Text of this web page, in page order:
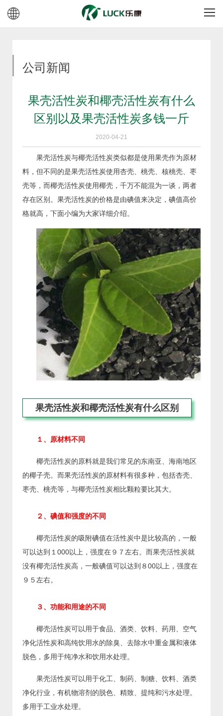
公司新闻
果壳活性炭和椰壳活性炭有什么
区别以及果壳活性炭多钱一斤
2020-04-21
果壳活性炭与椰壳活性炭类似都是使用果壳作为原材
料，但不同的是果壳活性炭使用杏壳、桃壳、核桃壳、枣
壳等，而椰壳活性炭使用椰壳，千万不能混为一谈，两者
存在区别。果壳活性炭的价格是由碘值来决定，碘值高价
格就高，下面小编为大家详细介绍。
果壳活性炭和椰壳活性炭有什么区别
１、原材料不同
椰壳活性炭的原料就是我们常见的东南亚、海南地区
的椰子壳。而果壳活性炭的原材料有很多种，包括杏壳、
枣壳、桃壳等，与椰壳活性炭相比颗粒要比其大。
２、碘值和强度的不同
椰壳活性炭的吸附碘值在活性炭中是比较高的，一般
可以达到１000以上，强度在９７左右。而果壳活性炭就
没有椰壳活性炭高，一般碘值可以达到８00以上，强度在
９５左右。
３、功能和用途的不同
椰壳活性炭可以用于食品、酒类、饮料、药用、空气
净化活性炭和高纯饮用水的除臭、去除水中重金属和液体
脱色，多用于纯净水和饮用水处理。
果壳活性炭可以用于化工、制药、制糖、饮料、酒类
净化行业，有机物溶剂的脱色、精致、提纯和污水处理。
多用于工业水处理。